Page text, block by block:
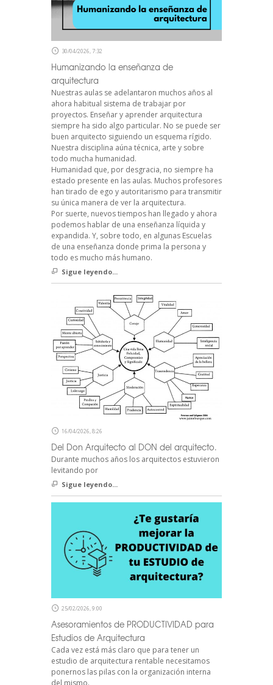
30/04/2026, 7:32
Humanizando la enseñanza de
arquitectura
Nuestras aulas se adelantaron muchos años al
ahora habitual sistema de trabajar por
proyectos. Enseñar y aprender arquitectura
siempre ha sido algo particular. No se puede ser
buen arquitecto siguiendo un esquema rígido.
Nuestra disciplina aúna técnica, arte y sobre
todo mucha humanidad.
Humanidad que, por desgracia, no siempre ha
estado presente en las aulas. Muchos profesores
han tirado de ego y autoritarismo para transmitir
su única manera de ver la arquitectura.
Por suerte, nuevos tiempos han llegado y ahora
podemos hablar de una enseñanza líquida y
expandida. Y, sobre todo, en algunas Escuelas
de una enseñanza donde prima la persona y
todo es mucho más humano.
Sigue leyendo...
16/04/2026, 8:26
Del Don Arquitecto al DON del arquitecto.
Durante muchos años los arquitectos estuvieron
levitando por
Sigue leyendo...
25/02/2026, 9:00
Asesoramientos de PRODUCTIVIDAD para
Estudios de Arquitectura
Cada vez está más claro que para tener un
estudio de arquitectura rentable necesitamos
ponernos las pilas con la organización interna
del mismo.